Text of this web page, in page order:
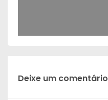
Deixe um comentário